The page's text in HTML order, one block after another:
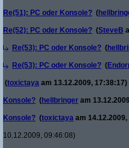
Re(51): PC oder Konsole? (
Re(52): PC oder Konsole? (SteveB
Re(53): PC oder Konsole? (
Re(53): PC oder Konsole? (
(toxictaya am 13.12.2009, 17:38:17)
Konsole? (hellbringer am
Konsole? (toxictaya am
10.12.2009, 09:46:08)